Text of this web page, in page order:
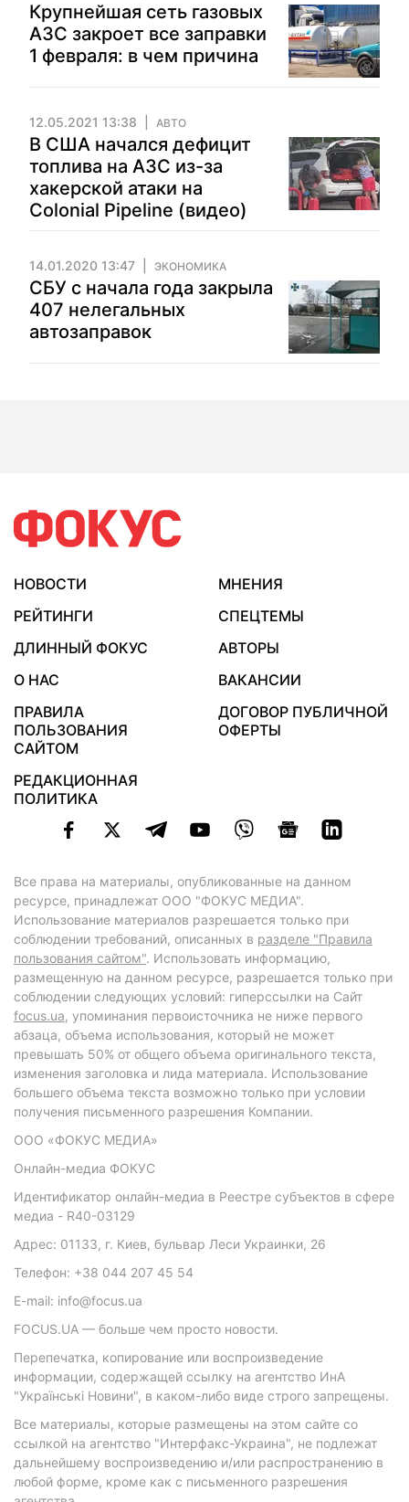
Крупнейшая сеть газовых
АЗС закроет все заправки
1 февраля: в чем причина
12.05.2021 13:38 АВТО
В США начался дефицит
топлива на АЗС из-за
хакерской атаки на
Colonial Pipeline (видео)
14.01.2020 13:47 ЭКОНОМИКА
СБУ с начала года закрыла
407 нелегальных
автозаправок
НОВОСТИ
МНЕНИЯ
РЕЙТИНГИ
СПЕЦТЕМЫ
ДЛИННЫЙ ФОКУС
АВТОРЫ
О НАС
ВАКАНСИИ
ПРАВИЛА
ПОЛЬЗОВАНИЯ
САЙТОМ
ДОГОВОР ПУБЛИЧНОЙ
ОФЕРТЫ
РЕДАКЦИОННАЯ
ПОЛИТИКА
Все права на материалы, опубликованные на данном
ресурсе, принадлежат ООО "ФОКУС МЕДИА".
Использование материалов разрешается только при
соблюдении требований, описанных в разделе "Правила
пользования сайтом". Использовать информацию,
размещенную на данном ресурсе, разрешается только при
соблюдении следующих условий: гиперссылки на Сайт
focus.ua, упоминания первоисточника не ниже первого
абзаца, объема использования, который не может
превышать 50% от общего объема оригинального текста,
изменения заголовка и лида материала. Использование
большего объема текста возможно только при условии
получения письменного разрешения Компании.
ООО «ФОКУС МЕДИА»
Онлайн-медиа ФОКУС
Идентификатор онлайн-медиа в Реестре субъектов в сфере
медиа - R40-03129
Адрес: 01133, г. Киев, бульвар Леси Украинки, 26
Телефон: +38 044 207 45 54
E-mail: info@focus.ua
FOCUS.UA — больше чем просто новости.
Перепечатка, копирование или воспроизведение
информации, содержащей ссылку на агентство ИнА
"Українські Новини", в каком-либо виде строго запрещены.
Все материалы, которые размещены на этом сайте со
ссылкой на агентство "Интерфакс-Украина", не подлежат
дальнейшему воспроизведению и/или распространению в
любой форме, кроме как с письменного разрешения